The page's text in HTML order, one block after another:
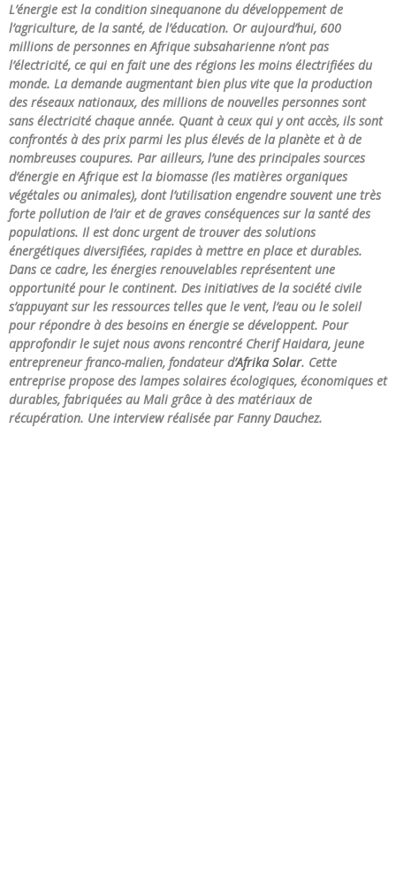
L’énergie est la condition sinequanone du développement de
l’agriculture, de la santé, de l’éducation. Or aujourd’hui, 600
millions de personnes en Afrique subsaharienne n’ont pas
l’électricité, ce qui en fait une des régions les moins électrifiées du
monde. La demande augmentant bien plus vite que la production
des réseaux nationaux, des millions de nouvelles personnes sont
sans électricité chaque année. Quant à ceux qui y ont accès, ils sont
confrontés à des prix parmi les plus élevés de la planète et à de
nombreuses coupures. Par ailleurs, l’une des principales sources
d’énergie en Afrique est la biomasse (les matières organiques
végétales ou animales), dont l’utilisation engendre souvent une très
forte pollution de l’air et de graves conséquences sur la santé des
populations. Il est donc urgent de trouver des solutions
énergétiques diversifiées, rapides à mettre en place et durables.
Dans ce cadre, les énergies renouvelables représentent une
opportunité pour le continent. Des initiatives de la société civile
s’appuyant sur les ressources telles que le vent, l’eau ou le soleil
pour répondre à des besoins en énergie se développent. Pour
approfondir le sujet nous avons rencontré Cherif Haidara, jeune
entrepreneur franco-malien, fondateur d’Afrika Solar. Cette
entreprise propose des lampes solaires écologiques, économiques et
durables, fabriquées au Mali grâce à des matériaux de
récupération. Une interview réalisée par Fanny Dauchez.